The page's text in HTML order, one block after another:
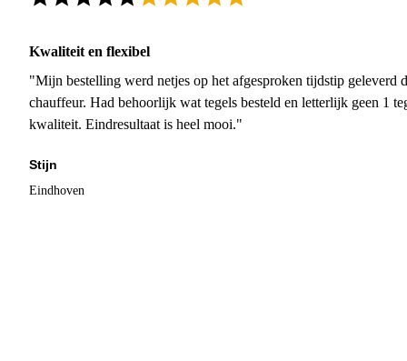
Kwaliteit en flexibel
"Mijn bestelling werd netjes op het afgesproken tijdstip geleverd
chauffeur. Had behoorlijk wat tegels besteld en letterlijk geen 1
kwaliteit. Eindresultaat is heel mooi."
Stijn
Eindhoven